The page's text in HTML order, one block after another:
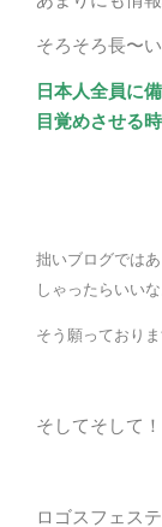
そろそろ長〜
日本人全員に
目覚めさせる
拙いブログでは
しゃったらいいな
そう願っており
そしてそして！
ロゴスフェス